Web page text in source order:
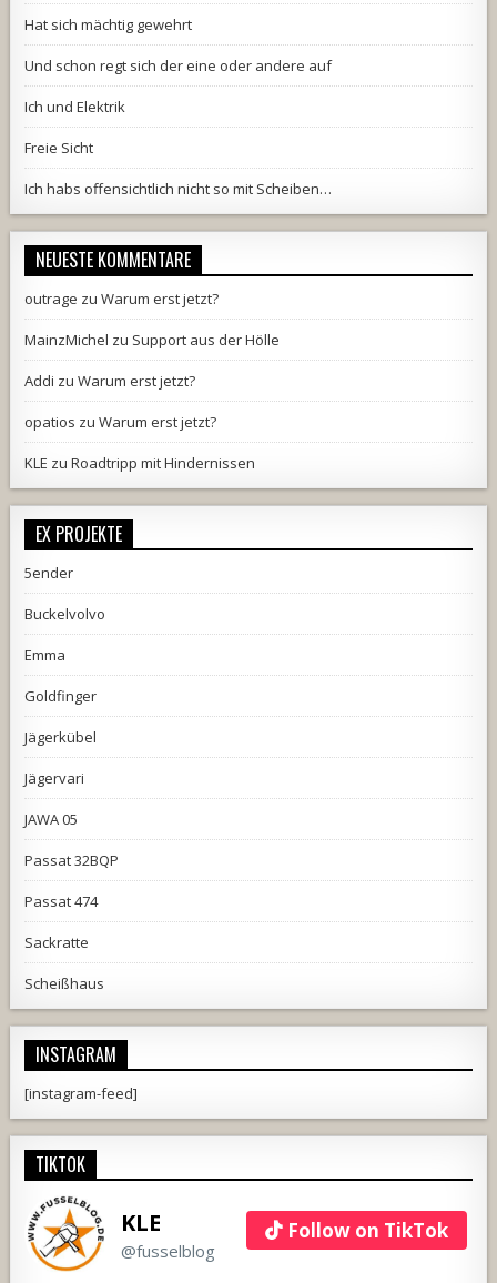
Hat sich mächtig gewehrt
Und schon regt sich der eine oder andere auf
Ich und Elektrik
Freie Sicht
Ich habs offensichtlich nicht so mit Scheiben…
NEUESTE KOMMENTARE
outrage zuWarum erst jetzt?
MainzMichel zu Support aus der Hölle
Addi zuWarum erst jetzt?
opatios zuWarum erst jetzt?
KLE zuRoadtripp mit Hindernissen
EX PROJEKTE
5ender
Buckelvolvo
Emma
Goldfinger
Jägerkübel
Jägervari
JAWA 05
Passat 32BQP
Passat 474
Sackratte
Scheißhaus
INSTAGRAM
[instagram-feed]
TIKTOK
KLE
@fusselblog
Follow on TikTok